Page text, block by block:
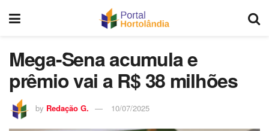
Mega-Sena acumula e
prêmio vai a R$ 38 milhões
by Redação G. 10/07/2025